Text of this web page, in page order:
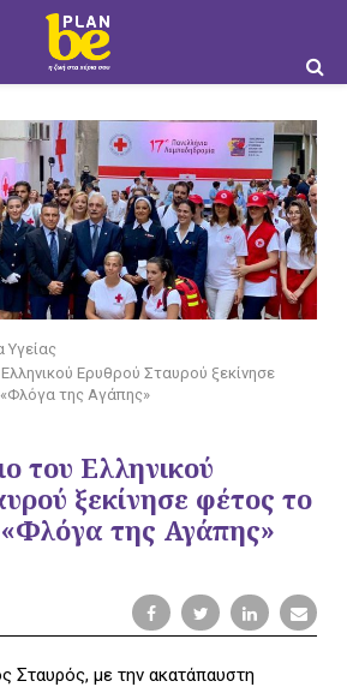
Υγείας
Ερυθρού Σταυρού ξεκίνησε
της Αγάπης»
του Ελληνικού
ξεκίνησε φέτος το
«Φλόγα της Αγάπης»
Σταυρός, με την ακατάπαυστη